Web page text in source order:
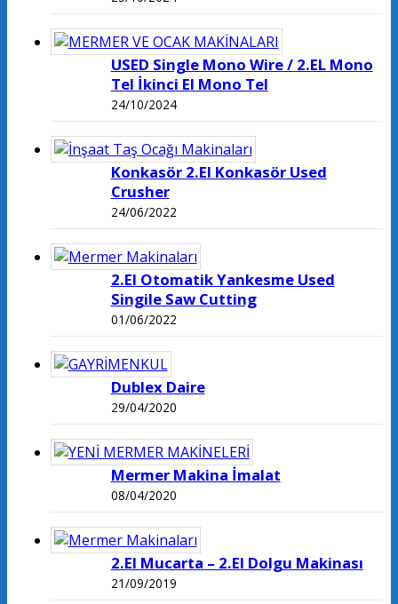
USED Single Mono Wire / 2.EL Mono
Tel İkinci El Mono Tel
24/10/2024
Konkasör 2.El Konkasör Used
Crusher
24/06/2022
2.El Otomatik Yankesme Used
Singile Saw Cutting
01/06/2022
Dublex Daire
29/04/2020
Mermer Makina İmalat
08/04/2020
2.El Mucarta – 2.El Dolgu Makinası
21/09/2019